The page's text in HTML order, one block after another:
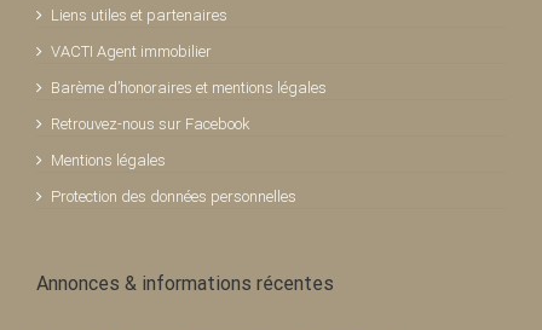
Liens utiles et partenaires
VACTI Agent immobilier
Barème d’honoraires et mentions légales
Retrouvez-nous sur Facebook
Mentions légales
Protection des données personnelles
Annonces & informations récentes